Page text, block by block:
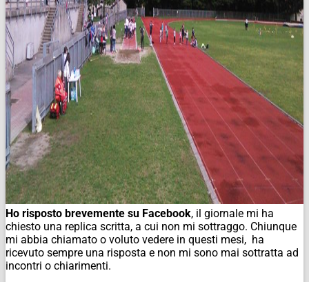
Ho risposto brevemente su Facebook, il giornale mi ha
chiesto una replica scritta, a cui non mi sottraggo. Chiunque
mi abbia chiamato o voluto vedere in questi mesi, ha
ricevuto sempre una risposta e non mi sono mai sottratta ad
incontri o chiarimenti.